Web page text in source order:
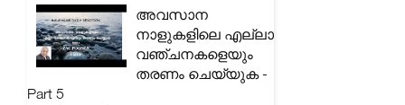
അവസാന
നാളുകളിലെ എല്ലാ
വഞ്ചനകളെയും
തരണം ചെയ്യുക -
Part 5